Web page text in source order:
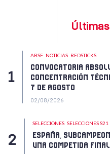
ABSF NOTICIAS REDSTICKS
CONVOCATORIA
CONCENTRACIÓN
7 DE AGOSTO
02/08/2026
SELECCIONES SELECCIONES S21
ESPAÑA,
UNA COMPETIDA